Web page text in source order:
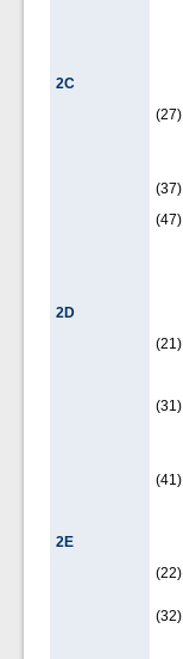
2C
(27)
(37)
(47)
2D
(21)
(31)
(41)
2E
(22)
(32)